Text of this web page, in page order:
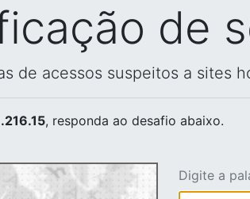
de
de acessos suspeitos a sites
, responda ao desafio abaixo.
Digite a